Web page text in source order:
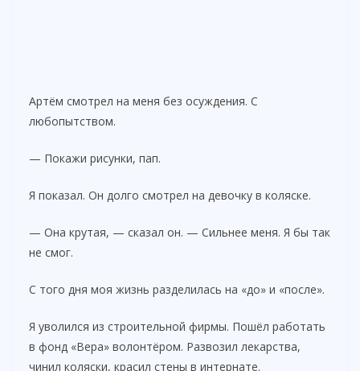
Артём смотрел на меня без осуждения. С
любопытством.
— Покажи рисунки, пап.
Я показал. Он долго смотрел на девочку в коляске.
— Она крутая, — сказал он. — Сильнее меня. Я бы так
не смог.
С того дня моя жизнь разделилась на «до» и «после».
Я уволился из строительной фирмы. Пошёл работать
в фонд «Вера» волонтёром. Развозил лекарства,
чинил коляски, красил стены в интернате.